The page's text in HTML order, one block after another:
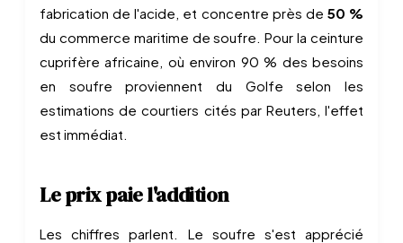
fabrication de l'acide, et concentre près de 50 %
du commerce maritime de soufre. Pour la ceinture
cuprifère africaine, où environ 90 % des besoins
en soufre proviennent du Golfe selon les
estimations de courtiers cités par Reuters, l'effet
est immédiat.
Le prix paie l'addition
Les chiffres parlent. Le soufre s'est apprécié